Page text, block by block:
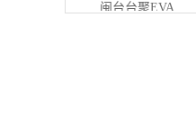
闽台台聚EVA